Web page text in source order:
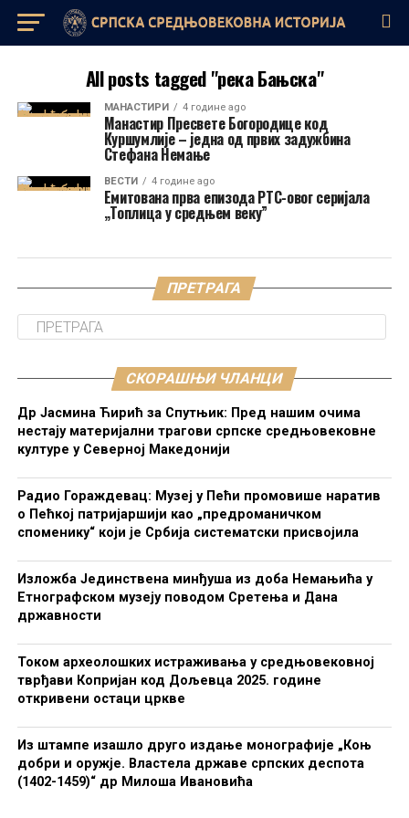
All posts tagged "река Бањска"
МАНАСТИРИ 4 године ago
Манастир Пресвете Богородице код
Куршумлије – једна од првих задужбина
Стефана Немање
ВЕСТИ 4 године ago
Емитована прва епизода РТС-овог серијала
„Топлица у средњем веку”
ПРЕТРАГА
СКОРАШЊИ ЧЛАНЦИ
Др Јасмина Ћирић за Спутњик: Пред нашим очима
нестају материјални трагови српске средњовековне
културе у Северној Македонији
Радио Гораждевац: Музеј у Пећи промовише наратив
о Пећкој патријаршији као „предроманичком
споменику“ који је Србија систематски присвојила
Изложба Јединствена минђуша из доба Немањића у
Етнографском музеју поводом Сретења и Дана
државности
Током археолошких истраживања у средњовековној
тврђави Копријан код Дољевца 2025. године
откривени остаци цркве
Из штампе изашло друго издање монографије „Коњ
добри и оружје. Властела државе српских деспота
(1402-1459)“ др Милоша Ивановића